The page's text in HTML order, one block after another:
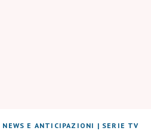
NEWS E ANTICIPAZIONI | SERIE TV